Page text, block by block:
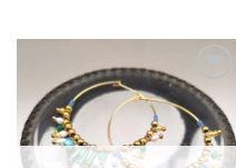
Ajouter
à la
liste de
souhaits